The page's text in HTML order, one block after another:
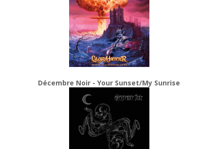
Décembre Noir - Your Sunset/My Sunrise